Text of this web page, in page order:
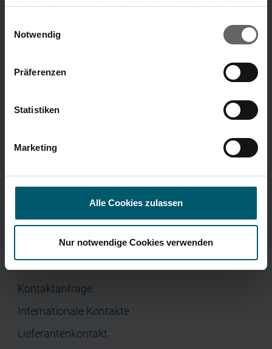
Cookies, wenn Sie unsere Webseite weiterhin nutzen.
Notwendig
Präferenzen
Statistiken
Marketing
Alle Cookies zulassen
Nur notwendige Cookies verwenden
ÜBER UNS
Menü
Investor Relations
Kontaktanfrage
Internationale Kontakte
Lieferantenkontakt
Suchvorschläge